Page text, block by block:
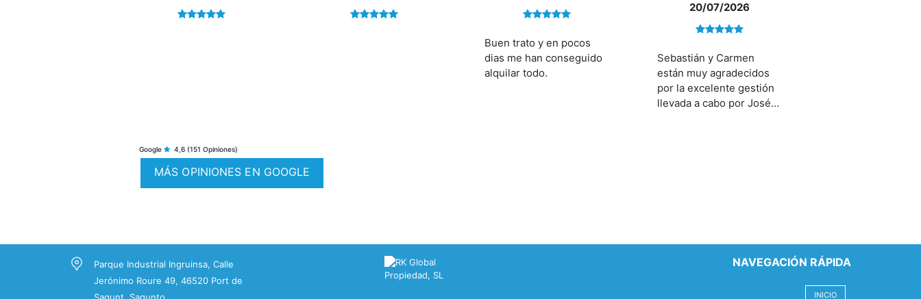
* En nuestra agencia contamos con el
distintivo de Agentes de Intermediación
Buen trato y en pocos
dias me han conseguido
alquilar todo.
20/07/2026
Sebastián y Carmen
están muy agradecidos
por la excelente gestión
llevada a cabo por José
Google 4,6 (151 Opiniones)
MÁS OPINIONES EN GOOGLE
Parque Industrial Ingruinsa, Calle
Jerónimo Roure 49, 46520 Port de
NAVEGACIÓN RÁPIDA
INICIO